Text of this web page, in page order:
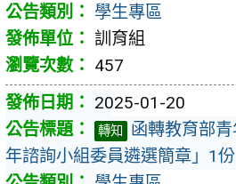
學生專區
訓育組
457
2025-01-20
轉知
函轉教育部
年諮詢小組委員遴選簡章」1份